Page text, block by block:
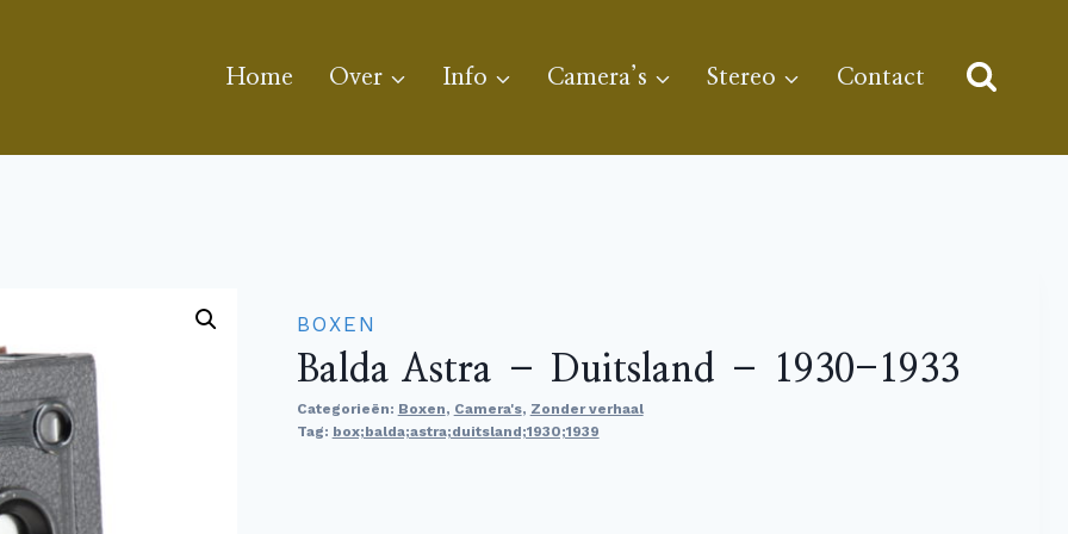
Home Over Info Camera’s Stereo Contact
BOXEN
Balda Astra – Duitsland – 1930-1933
Categorieën: Boxen, Camera's, Zonder verhaal
Tag: box;balda;astra;duitsland;1930;1939